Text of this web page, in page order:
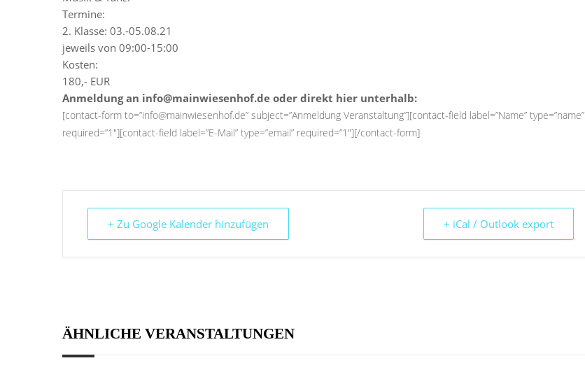
Termine:
2. Klasse: 03.-05.08.21
jeweils von 09:00-15:00
Kosten:
180,- EUR
Anmeldung an info@mainwiesenhof.de oder direkt hier unterhalb:
[contact-form to=”info@mainwiesenhof.de” subject=”Anmeldung Veranstaltung”][contact-field label=”Name” type=”name”
required=”1″][contact-field label=”E-Mail” type=”email” required=”1″][/contact-form]
+ Zu Google Kalender hinzufügen + iCal / Outlook export
ÄHNLICHE VERANSTALTUNGEN